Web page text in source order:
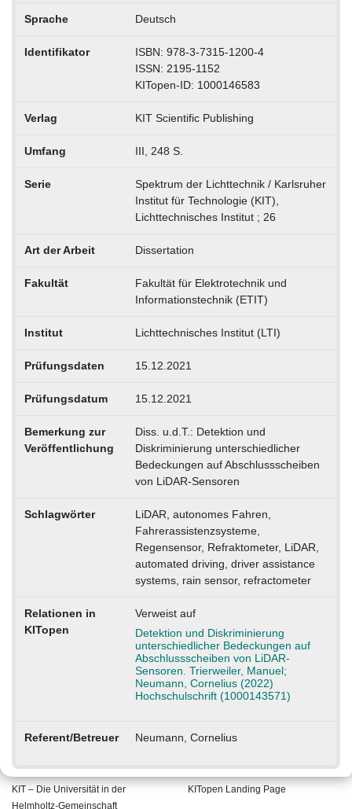
Sprache Deutsch
Identifikator
ISBN: 978-3-7315-1200-4
ISSN: 2195-1152
KITopen-ID: 1000146583
Verlag KIT Scientific Publishing
Umfang III, 248 S.
Serie
Spektrum der Lichttechnik / Karlsruher
Institut für Technologie (KIT),
Lichttechnisches Institut ; 26
Art der Arbeit Dissertation
Fakultät
Fakultät für Elektrotechnik und
Informationstechnik (ETIT)
Institut Lichttechnisches Institut (LTI)
Prüfungsdaten 15.12.2021
Prüfungsdatum 15.12.2021
Bemerkung zur
Veröffentlichung
Diss. u.d.T.: Detektion und
Diskriminierung unterschiedlicher
Bedeckungen auf Abschlussscheiben
von LiDAR-Sensoren
Schlagwörter
LiDAR, autonomes Fahren,
Fahrerassistenzsysteme,
Regensensor, Refraktometer, LiDAR,
automated driving, driver assistance
systems, rain sensor, refractometer
Relationen in
KITopen
Verweist auf
Detektion und Diskriminierung
unterschiedlicher Bedeckungen auf
Abschlussscheiben von LiDAR-
Sensoren. Trierweiler, Manuel;
Neumann, Cornelius (2022)
Hochschulschrift (1000143571)
Referent/Betreuer Neumann, Cornelius
KIT – Die Universität in der
Helmholtz-Gemeinschaft
KITopen Landing Page